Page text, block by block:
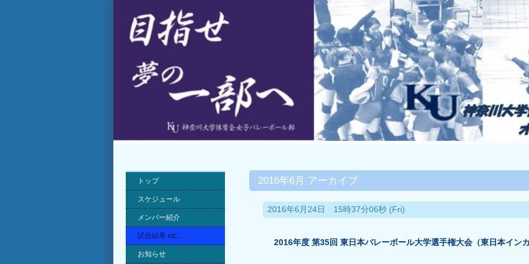
2016年6月 アーカイブ
2016年6月24日 15時37分06秒 (Fri)
2016年度 第35回 東日本バレーボール大学選手権大会（東日本イン
トップ
スケジュール
メンバー紹介
試合結果 etc...
お知らせ